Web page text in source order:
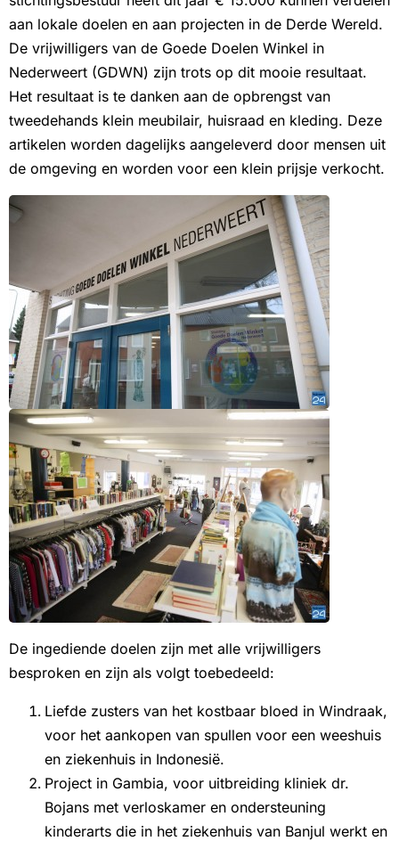
aan lokale doelen en aan projecten in de Derde Wereld.
De vrijwilligers van de Goede Doelen Winkel in
Nederweert (GDWN) zijn trots op dit mooie resultaat.
Het resultaat is te danken aan de opbrengst van
tweedehands klein meubilair, huisraad en kleding. Deze
artikelen worden dagelijks aangeleverd door mensen uit
de omgeving en worden voor een klein prijsje verkocht.
De ingediende doelen zijn met alle vrijwilligers
besproken en zijn als volgt toebedeeld:
Liefde zusters van het kostbaar bloed in Windraak,
voor het aankopen van spullen voor een weeshuis
en ziekenhuis in Indonesië.
Project in Gambia, voor uitbreiding kliniek dr.
Bojans met verloskamer en ondersteuning
kinderarts die in het ziekenhuis van Banjul werkt en